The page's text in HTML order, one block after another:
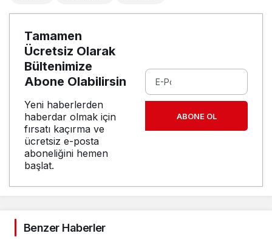
Tamamen
Ücretsiz Olarak
Bültenimize
Abone Olabilirsin
Yeni haberlerden
haberdar olmak için
fırsatı kaçırma ve
ücretsiz e-posta
aboneliğini hemen
başlat.
ABONE OL
Benzer Haberler